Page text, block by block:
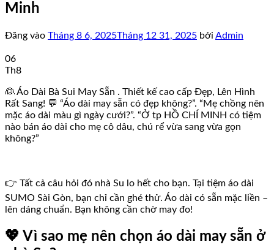
Minh
Đăng vào Tháng 8 6, 2025Tháng 12 31, 2025 bởi Admin
06
Th8
👰 Áo Dài Bà Sui May Sẵn . Thiết kế cao cấp Đẹp, Lên Hình
Rất Sang! 💬 “Áo dài may sẵn có đẹp không?”. “Mẹ chồng nên
mặc áo dài màu gì ngày cưới?”. “Ở tp HỒ CHÍ MINH có tiệm
nào bán áo dài cho mẹ cô dâu, chú rể vừa sang vừa gọn
không?”
👉 Tất cả câu hỏi đó nhà Su lo hết cho bạn. Tại tiệm áo dài
SUMO Sài Gòn, bạn chỉ cần ghé thử. Áo dài có sẵn mặc liền –
lên dáng chuẩn. Bạn không cần chờ may đo!
💖 Vì sao mẹ nên chọn áo dài may sẵn ở